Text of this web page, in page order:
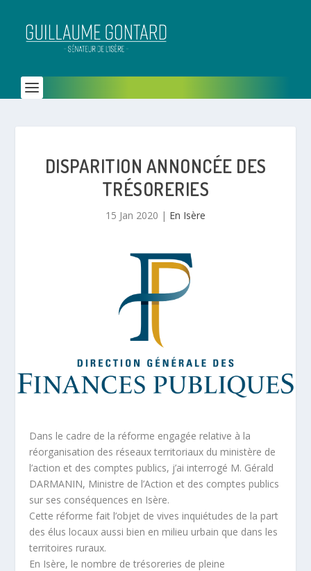
DISPARITION ANNONCÉE DES
TRÉSORERIES
15 Jan 2020 | En Isère
Dans le cadre de la réforme engagée relative à la
réorganisation des réseaux territoriaux du ministère de
l’action et des comptes publics, j’ai interrogé M. Gérald
DARMANIN, Ministre de l’Action et des comptes publics
sur ses conséquences en Isère.
Cette réforme fait l’objet de vives inquiétudes de la part
des élus locaux aussi bien en milieu urbain que dans les
territoires ruraux.
En Isère, le nombre de trésoreries de pleine